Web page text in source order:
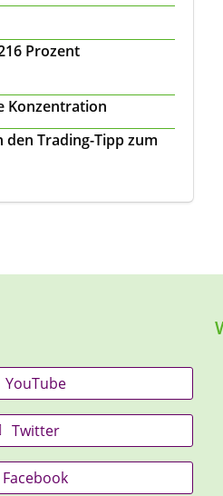
Prozent
Konzentration
Trading-Tipp zum
YouTube
Twitter
Facebook